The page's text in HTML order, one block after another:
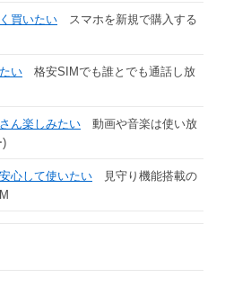
買いたい スマホを新規で購入する
い 格安SIMでも誰とでも通話し放
ん楽しみたい 動画や音楽は使い放
)
心して使いたい 見守り機能搭載の